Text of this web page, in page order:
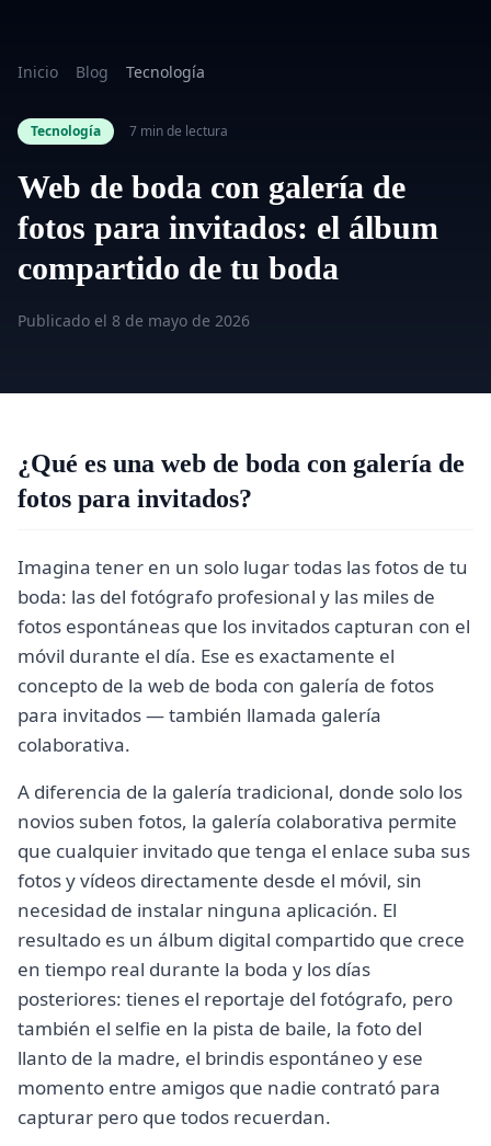
Inicio Blog Tecnología
Tecnología 7 min de lectura
Web de boda con galería de
fotos para invitados: el álbum
compartido de tu boda
Publicado el 8 de mayo de 2026
¿Qué es una web de boda con galería de
fotos para invitados?
Imagina tener en un solo lugar todas las fotos de tu
boda: las del fotógrafo profesional y las miles de
fotos espontáneas que los invitados capturan con el
móvil durante el día. Ese es exactamente el
concepto de la web de boda con galería de fotos
para invitados — también llamada galería
colaborativa.
A diferencia de la galería tradicional, donde solo los
novios suben fotos, la galería colaborativa permite
que cualquier invitado que tenga el enlace suba sus
fotos y vídeos directamente desde el móvil, sin
necesidad de instalar ninguna aplicación. El
resultado es un álbum digital compartido que crece
en tiempo real durante la boda y los días
posteriores: tienes el reportaje del fotógrafo, pero
también el selfie en la pista de baile, la foto del
llanto de la madre, el brindis espontáneo y ese
momento entre amigos que nadie contrató para
capturar pero que todos recuerdan.